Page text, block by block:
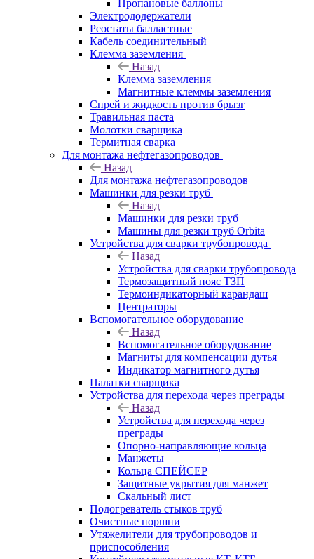
Пропановые баллоны
Электрододержатели
Реостаты балластные
Кабель соединительный
Клемма заземления
Назад
Клемма заземления
Магнитные клеммы заземления
Спрей и жидкость против брызг
Травильная паста
Молотки сварщика
Термитная сварка
Для монтажа нефтегазопроводов
Назад
Для монтажа нефтегазопроводов
Машинки для резки труб
Назад
Машинки для резки труб
Машины для резки труб Orbita
Устройства для сварки трубопровода
Назад
Устройства для сварки трубопровода
Термозащитный пояс ТЗП
Термоиндикаторный карандаш
Центраторы
Вспомогательное оборудование
Назад
Вспомогательное оборудование
Магниты для компенсации дутья
Индикатор магнитного дутья
Палатки сварщика
Устройства для перехода через преграды
Назад
Устройства для перехода через
преграды
Опорно-направляющие кольца
Манжеты
Кольца СПЕЙСЕР
Защитные укрытия для манжет
Скальный лист
Подогреватель стыков труб
Очистные поршни
Утяжелители для трубопроводов и
приспособления